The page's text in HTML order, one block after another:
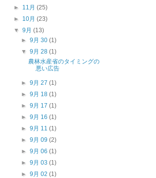
► 11月(25)
► 10月(23)
▼9月(13)
► 9月 30 (1)
▼ 9月 28 (1)
農林水産省のタイミングの
悪い広告
► 9月 27 (1)
► 9月 18 (1)
► 9月 17 (1)
► 9月 16 (1)
► 9月 11 (1)
► 9月 09 (2)
► 9月 06 (1)
► 9月 03 (1)
► 9月 02 (1)